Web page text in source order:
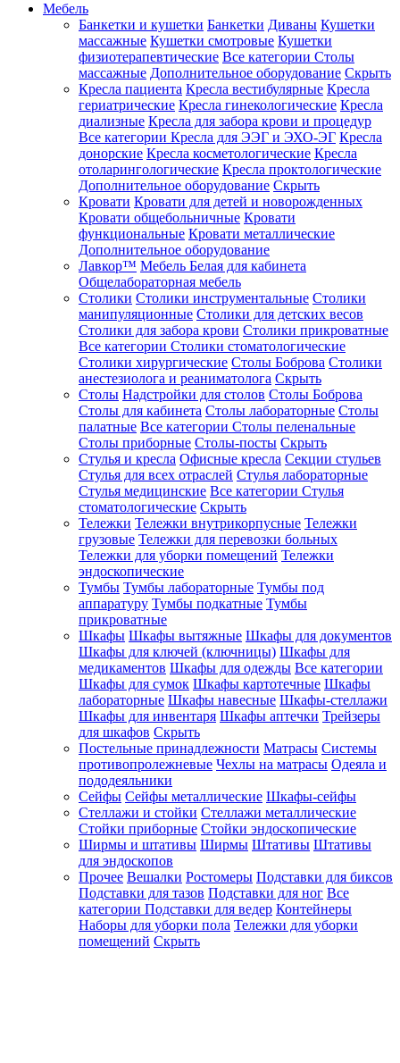
Мебель
Банкетки и кушетки Банкетки Диваны Кушетки
массажные Кушетки смотровые Кушетки
физиотерапевтические Все категории Столы
массажные Дополнительное оборудование Скрыть
Кресла пациента Кресла вестибулярные Кресла
гериатрические Кресла гинекологические Кресла
диализные Кресла для забора крови и процедур
Все категории Кресла для ЭЭГ и ЭХО-ЭГ Кресла
донорские Кресла косметологические Кресла
отоларингологические Кресла проктологические
Дополнительное оборудование Скрыть
Кровати Кровати для детей и новорожденных
Кровати общебольничные Кровати
функциональные Кровати металлические
Дополнительное оборудование
Лавкор™ Мебель Белая для кабинета
Общелабораторная мебель
Столики Столики инструментальные Столики
манипуляционные Столики для детских весов
Столики для забора крови Столики прикроватные
Все категории Столики стоматологические
Столики хирургические Столы Боброва Столики
анестезиолога и реаниматолога Скрыть
Столы Надстройки для столов Столы Боброва
Столы для кабинета Столы лабораторные Столы
палатные Все категории Столы пеленальные
Столы приборные Столы-посты Скрыть
Стулья и кресла Офисные кресла Секции стульев
Стулья для всех отраслей Стулья лабораторные
Стулья медицинские Все категории Стулья
стоматологические Скрыть
Тележки Тележки внутрикорпусные Тележки
грузовые Тележки для перевозки больных
Тележки для уборки помещений Тележки
эндоскопические
Тумбы Тумбы лабораторные Тумбы под
аппаратуру Тумбы подкатные Тумбы
прикроватные
Шкафы Шкафы вытяжные Шкафы для документов
Шкафы для ключей (ключницы) Шкафы для
медикаментов Шкафы для одежды Все категории
Шкафы для сумок Шкафы картотечные Шкафы
лабораторные Шкафы навесные Шкафы-стеллажи
Шкафы для инвентаря Шкафы аптечки Трейзеры
для шкафов Скрыть
Постельные принадлежности Матрасы Системы
противопролежневые Чехлы на матрасы Одеяла и
пододеяльники
Сейфы Сейфы металлические Шкафы-сейфы
Стеллажи и стойки Стеллажи металлические
Стойки приборные Стойки эндоскопические
Ширмы и штативы Ширмы Штативы Штативы
для эндоскопов
Прочее Вешалки Ростомеры Подставки для биксов
Подставки для тазов Подставки для ног Все
категории Подставки для ведер Контейнеры
Наборы для уборки пола Тележки для уборки
помещений Скрыть